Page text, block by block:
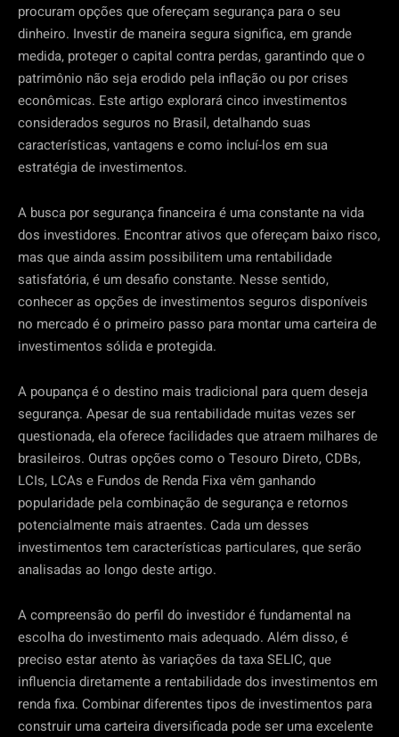
procuram opções que ofereçam segurança para o seu
dinheiro. Investir de maneira segura significa, em grande
medida, proteger o capital contra perdas, garantindo que o
patrimônio não seja erodido pela inflação ou por crises
econômicas. Este artigo explorará cinco investimentos
considerados seguros no Brasil, detalhando suas
características, vantagens e como incluí-los em sua
estratégia de investimentos.
A busca por segurança financeira é uma constante na vida
dos investidores. Encontrar ativos que ofereçam baixo risco,
mas que ainda assim possibilitem uma rentabilidade
satisfatória, é um desafio constante. Nesse sentido,
conhecer as opções de investimentos seguros disponíveis
no mercado é o primeiro passo para montar uma carteira de
investimentos sólida e protegida.
A poupança é o destino mais tradicional para quem deseja
segurança. Apesar de sua rentabilidade muitas vezes ser
questionada, ela oferece facilidades que atraem milhares de
brasileiros. Outras opções como o Tesouro Direto, CDBs,
LCIs, LCAs e Fundos de Renda Fixa vêm ganhando
popularidade pela combinação de segurança e retornos
potencialmente mais atraentes. Cada um desses
investimentos tem características particulares, que serão
analisadas ao longo deste artigo.
A compreensão do perfil do investidor é fundamental na
escolha do investimento mais adequado. Além disso, é
preciso estar atento às variações da taxa SELIC, que
influencia diretamente a rentabilidade dos investimentos em
renda fixa. Combinar diferentes tipos de investimentos para
construir uma carteira diversificada pode ser uma excelente